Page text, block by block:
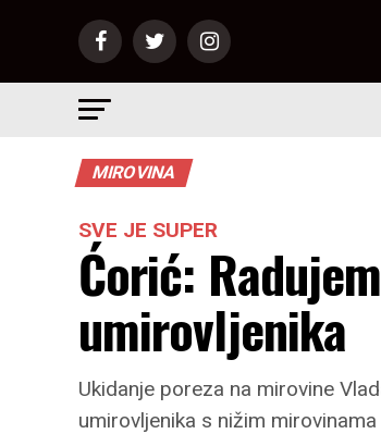
MIROVINA
SVE JE SUPER
Ćorić:
umirovljenika
Ukidanje poreza na mirovine
umirovljenika s nižim